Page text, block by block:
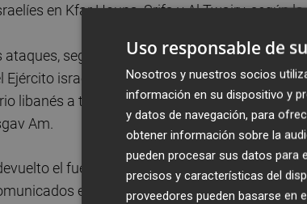
en Kfar Houna, Srifa y Al Twairy, según
ataques, según la misma agencia, ha matado
Ejército israelí había informado de la
libanés a territorio israelí" en medio de
Am.
el fuego con ataques en los
en un nuevo día de violencia y en
Uso responsable de
Nosotros y nuestros socios
información en su dispositivo y
y datos de navegación, para
obtener información sobre la
pueden procesar sus datos para
precisos y características del
proveedores pueden basarse en